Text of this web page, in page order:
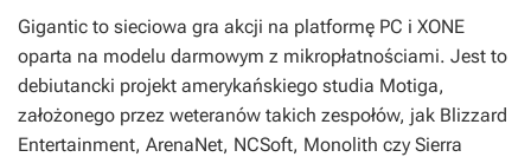
Gigantic to sieciowa gra akcji na platformę PC i XONE
oparta na modelu darmowym z mikropłatnościami. Jest to
debiutancki projekt amerykańskiego studia Motiga,
założonego przez weteranów takich zespołów, jak Blizzard
Entertainment, ArenaNet, NCSoft, Monolith czy Sierra